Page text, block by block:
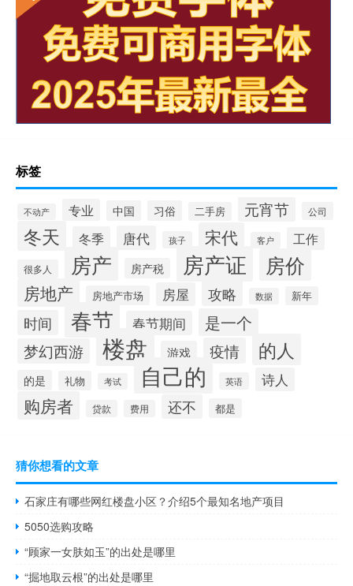
标签
不动产 专业 中国 习俗 二手房 元宵节 公司
冬天 冬季 唐代 孩子 宋代 客户 工作
很多人 房产 房产税 房产证 房价
房地产 房地产市场 房屋 攻略 数据 新年
时间 春节 春节期间 是一个
梦幻西游 楼盘 游戏 疫情 的人
的是 礼物 考试 自己的 英语 诗人
购房者 贷款 费用 还不 都是
猜你想看的文章
石家庄有哪些网红楼盘小区？介绍5个最知名地产项目
5050选购攻略
“顾家一女肤如玉”的出处是哪里
“掘地取云根”的出处是哪里